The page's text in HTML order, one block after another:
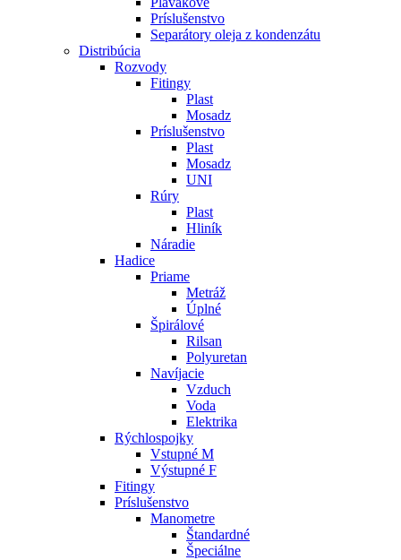
Príslušenstvo
Separátory oleja z kondenzátu
Distribúcia
Rozvody
Fitingy
Plast
Mosadz
Príslušenstvo
Plast
Mosadz
UNI
Rúry
Plast
Hliník
Náradie
Hadice
Priame
Metráž
Úplné
Špirálové
Rilsan
Polyuretan
Navíjacie
Vzduch
Voda
Elektrika
Rýchlospojky
Vstupné M
Výstupné F
Fitingy
Príslušenstvo
Manometre
Štandardné
Špeciálne